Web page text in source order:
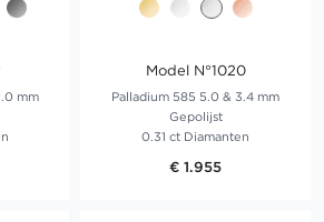
mm
Model N°1020
Palladium 585 5.0 & 3.4 mm
Gepolijst
0.31 ct Diamanten
€ 1.955